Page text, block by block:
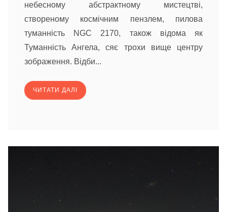
небесному абстрактному мистецтві,
створеному космічним пензлем, пилова
туманність NGC 2170, також відома як
Туманність Ангела, сяє трохи вище центру
зображення. Відби...
ЧИТАТИ ДАЛІ